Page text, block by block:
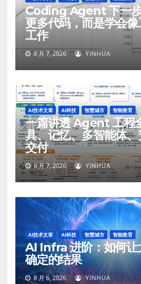
Coding Agent 下一
更多代码，而是学会
工作
8 月 7, 2026 YINHUA
AI技术文章 AI科技 智慧城市 智能教育
一篇讲透 Agent 工程
具、记忆、多智能体
交付
8 月 7, 2026 YINHUA
AI技术文章 AI科技 智慧城市 智能教育
AI Infra 进阶：如何让
确定的结果
8 月 6, 2026 YINHUA